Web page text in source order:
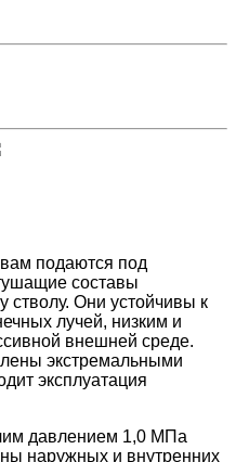
подаются под
составы
стволу. Они устойчивы к
лучей, низким и
внешней среде.
экстремальными
эксплуатация
давлением 1,0 МПа
наружных и внутренних